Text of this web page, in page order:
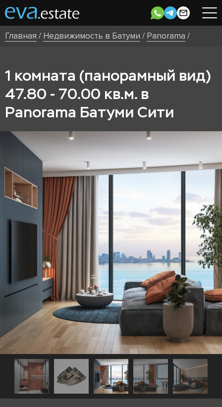
Главная / Недвижимость в Батуми / Panorama /
1 комната (панорамный вид)
47.80 - 70.00 кв.м. в
Panorama Батуми Сити